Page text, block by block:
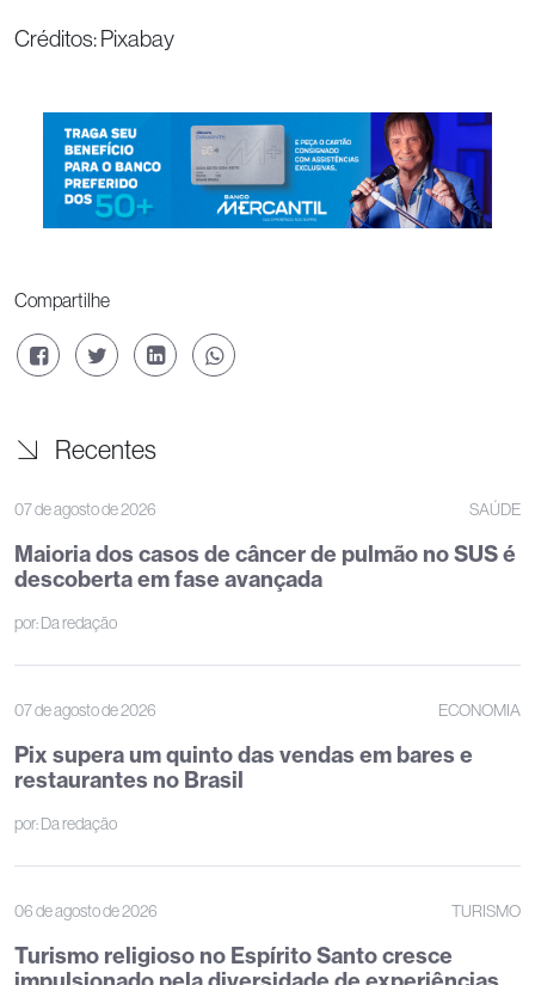
Créditos: Pixabay
Compartilhe
Recentes
07 de agosto de 2026 SAÚDE
Maioria dos casos de câncer de pulmão no SUS é
descoberta em fase avançada
por:Da redação
07 de agosto de 2026 ECONOMIA
Pix supera um quinto das vendas em bares e
restaurantes no Brasil
por:Da redação
06 de agosto de 2026 TURISMO
Turismo religioso no Espírito Santo cresce